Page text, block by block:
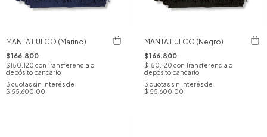
MANTA FULCO (Marino)
$166.800
$150.120 con Transferencia o
depósito bancario
3 cuotas sin interés de
$ 55.600,00
MANTA FULCO (Negro)
$166.800
$150.120 con Transferencia o
depósito bancario
3 cuotas sin interés de
$ 55.600,00